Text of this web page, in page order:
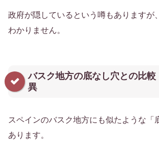
政府が隠しているという噂もありますが
わかりません。
バスク地方の底なし穴との比較
異
スペインのバスク地方にも似たような「
あります。